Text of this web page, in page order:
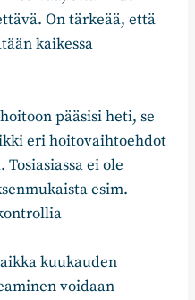
On tärkeää, että
kaikessa
pääsisi heti, se
eri hoitovaihtoehdot
ei ole
esim.
kuukauden
voidaan